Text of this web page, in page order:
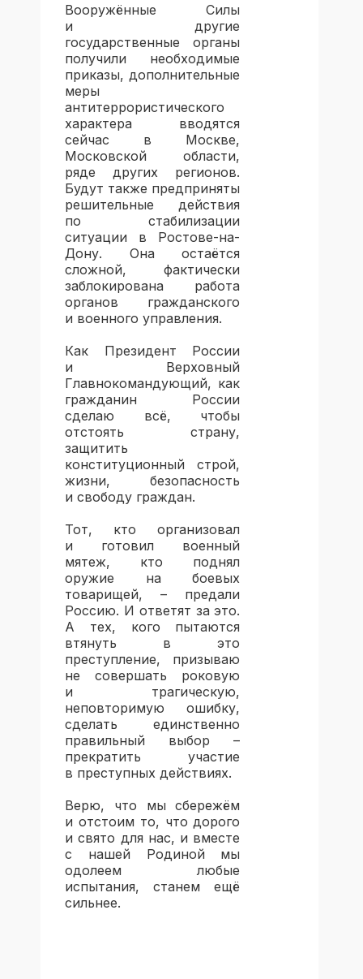
Вооружённые Силы
и другие
государственные органы
получили необходимые
приказы, дополнительные
меры
антитеррористического
характера вводятся
сейчас в Москве,
Московской области,
ряде других регионов.
Будут также предприняты
решительные действия
по стабилизации
ситуации в Ростове-на-
Дону. Она остаётся
сложной, фактически
заблокирована работа
органов гражданского
и военного управления.
Как Президент России
и Верховный
Главнокомандующий, как
гражданин России
сделаю всё, чтобы
отстоять страну,
защитить
конституционный строй,
жизни, безопасность
и свободу граждан.
Тот, кто организовал
и готовил военный
мятеж, кто поднял
оружие на боевых
товарищей, – предали
Россию. И ответят за это.
А тех, кого пытаются
втянуть в это
преступление, призываю
не совершать роковую
и трагическую,
неповторимую ошибку,
сделать единственно
правильный выбор –
прекратить участие
в преступных действиях.
Верю, что мы сбережём
и отстоим то, что дорого
и свято для нас, и вместе
с нашей Родиной мы
одолеем любые
испытания, станем ещё
сильнее.